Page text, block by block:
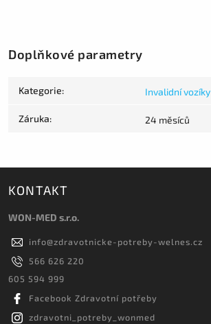
Doplňkové parametry
Kategorie: Invalidní vozíky
Záruka: 24 měsíců
KONTAKT
WON-MED s.r.o.
info@zdravotnicke-potreby-welnes.cz
566 626 220
605 594 999
Facebook Zdravotní potřeby
zdravotni_potreby_wonmed